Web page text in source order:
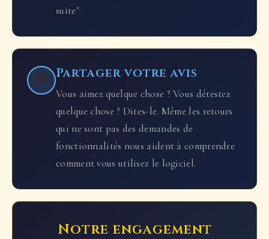
suite".
💬 Partager votre avis
Vous aimez quelque chose ? Vous détestez
quelque chose ? Dites-le. Même les retours
qui ne sont pas des demandes de
fonctionnalités nous aident à comprendre
comment vous utilisez le logiciel.
Notre engagement